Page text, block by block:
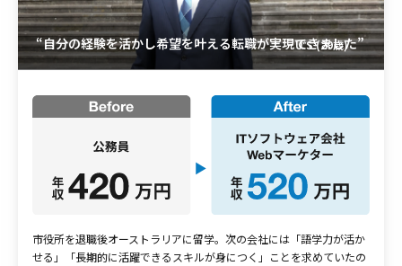
“自分の経験を活かし希望を叶える転職が実現できました”
U.S (29歳)
市役所を退職後オーストラリアに留学。次の会社には「語学力が活か
せる」「長期的に活躍できるスキルが身につく」ことを求めていたの